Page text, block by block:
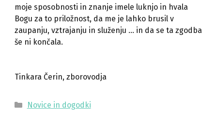
moje sposobnosti in znanje imele luknjo in hvala
Bogu za to priložnost, da me je lahko brusil v
zaupanju, vztrajanju in služenju … in da se ta zgodba
še ni končala.
Tinkara Čerin, zborovodja
Categories
Novice in dogodki